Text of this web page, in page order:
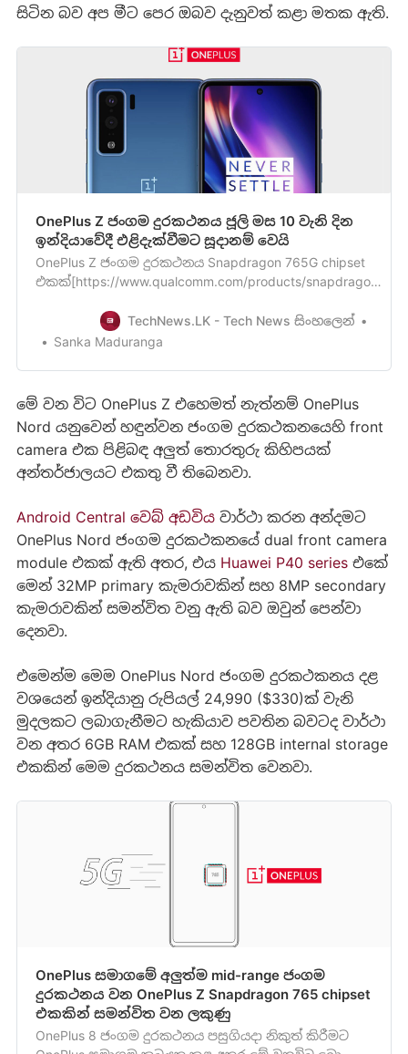
සිටින බව අප මීට පෙර ඔබව දැනුවත් කළා මතක ඇති.
OnePlus Z ජංගම දුරකථනය ජූලි මස 10 වැනි දින
ඉන්දියාවේදී එළිදැක්වීමට සූදානම් වෙයි
OnePlus Z ජංගම දුරකථනය Snapdragon 765G chipset
එකක්[https://www.qualcomm.com/products/snapdragon-
පෙර අපි ඔබව දැනුවත් කලා මතක ඇති. OnePlus
සමාගමේ අලුත්ම mid-range ජංගම දුරකථනය වන
TechNews.LK - Tech News සිංහලෙන්
Sanka Maduranga
මේ වන විට OnePlus Z එහෙමත් නැත්නම් OnePlus
Nord යනුවෙන් හඳුන්වන ජංගම දුරකථකනයෙහි front
camera එක පිළිබඳ අලුත් තොරතුරු කිහිපයක්
අන්තර්ජාලයට එකතු වී තිබෙනවා.
Android Central වෙබ් අඩවියවාර්ථා කරන අන්දමට
OnePlus Nord ජංගම දුරකථකනයේ dual front camera
module එකක් ඇති අතර, එය Huawei P40 seriesඑකේ
මෙන් 32MP primary කැමරාවකින් සහ 8MP secondary
කැමරාවකින් සමන්විත වනු ඇති බව ඔවුන් පෙන්වා
දෙනවා.
එමෙන්ම මෙම OnePlus Nord ජංගම දුරකථකනය දළ
වශයෙන් ඉන්දියානු රුපියල් 24,990 ($330)ක් වැනි
මුදලකට ලබාගැනීමට හැකියාව පවතින බවටද වාර්ථා
වන අතර 6GB RAM එකක් සහ 128GB internal storage
එකකින් මෙම දුරකථනය සමන්විත වෙනවා.
OnePlus සමාගමේ අලුත්ම mid-range ජංගම
දුරකථනය වන OnePlus Z Snapdragon 765 chipset
එකකින් සමන්විත වන ලකුණු
OnePlus 8 ජංගම දුරකථනය පසුගියදා නිකුත් කිරීමට